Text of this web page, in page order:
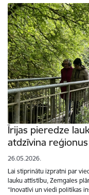
Īrijas pieredze
atdzīvina reģionus
26.05.2026.
Lai stiprinātu izpratni par
lauku attīstību, Zemgales
“Inovatīvi un viedi politikas